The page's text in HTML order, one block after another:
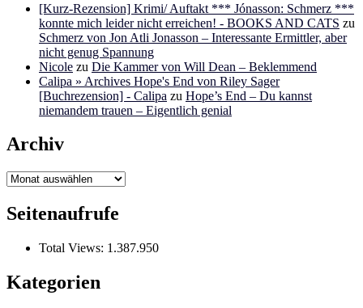
[Kurz-Rezension] Krimi/ Auftakt *** Jónasson: Schmerz ***
konnte mich leider nicht erreichen! - BOOKS AND CATS zu
Schmerz von Jon Atli Jonasson – Interessante Ermittler, aber
nicht genug Spannung
Nicole zu Die Kammer von Will Dean – Beklemmend
Calipa » Archives Hope's End von Riley Sager
[Buchrezension] - Calipa zu Hope’s End – Du kannst
niemandem trauen – Eigentlich genial
Archiv
Archiv
Seitenaufrufe
Total Views: 1.387.950
Kategorien